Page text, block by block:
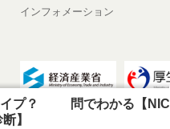
インフォメーション
イプ？10問でわかる【NIC
】